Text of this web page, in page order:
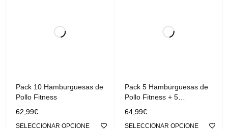
Pack 10 Hamburguesas de
Pollo Fitness
62,99€
SELECCIONAR OPCIONE
Pack 5 Hamburguesas de
Pollo Fitness + 5
Fitness
64,99€
SELECCIONAR OPCIONE